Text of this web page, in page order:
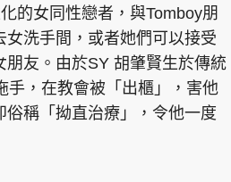
的女同性戀者，與Tomboy朋
洗手間，或者她們可以接受
友。由於SY 胡肇賢生於傳統
手，在教會被「出櫃」，害他
稱「拗直治療」，令他一度